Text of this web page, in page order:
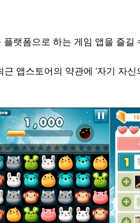
랫폼으로 하는 게임 앱을 즐길
앱스토어의 약관에 '자기 자